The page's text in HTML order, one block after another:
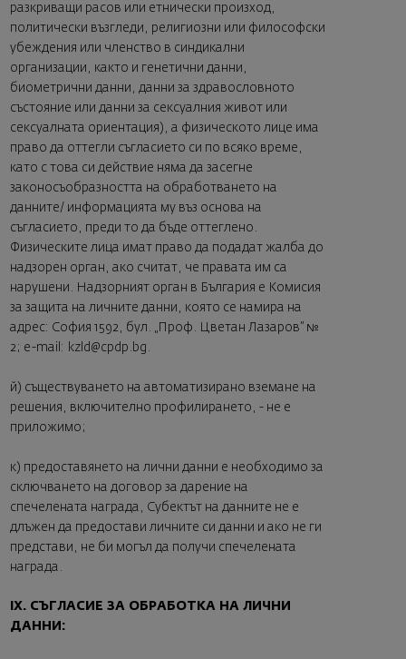
разкриващи расов или етнически произход,
политически възгледи, религиозни или философски
убеждения или членство в синдикални
организации, както и генетични данни,
биометрични данни, данни за здравословното
състояние или данни за сексуалния живот или
сексуалната ориентация), а физическото лице има
право да оттегли съгласието си по всяко време,
като с това си действие няма да засегне
законосъобразността на обработването на
данните/ информацията му въз основа на
съгласието, преди то да бъде оттеглено.
Физическите лица имат право да подадат жалба до
надзорен орган, ако считат, че правата им са
нарушени. Надзорният орган в България е Комисия
за защита на личните данни, която се намира на
адрес: София 1592, бул. „Проф. Цветан Лазаров” №
2; e-mail: kzld@cpdp.bg
й) съществуването на автоматизирано вземане на
решения, включително профилирането, - не е
приложимо;
к) предоставянето на лични данни е необходимо за
сключването на договор за дарение на
спечелената награда, Субектът на данните не е
длъжен да предостави личните си данни и ако не ги
представи, не би могъл да получи спечелената
награда.
IX. СЪГЛАСИЕ ЗА ОБРАБОТКА НА ЛИЧНИ
ДАННИ: